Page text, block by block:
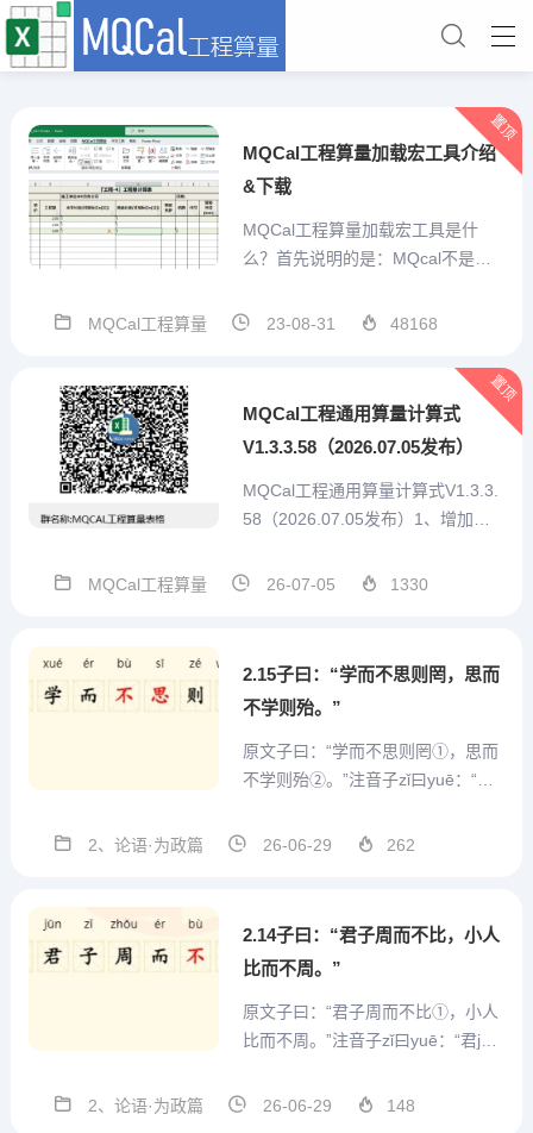
MQCal工程算量加载宏工具介绍
&下载
MQCal工程算量加载宏工具是什
么？首先说明的是：MQcal不是一
值工具。他是我本人结合手工算量
算量表格自己设计、重复项目便捷
输入、特殊标记、汇总统计、打印
或打印为pdf、造价预估...
MQCal工程算量 23-08-31 48168
置顶
MQCal工程通用算量计算式
V1.3.3.58（2026.07.05发布）
MQCal工程通用算量计算式V1.3.3.
58（2026.07.05发布）1、增加技
通用算量计算式V1.3.3.56 2026.07.
板设置...
MQCal工程算量 26-07-05 1330
置顶
2.15子曰：“学而不思则罔，思而
不学则殆。”
原文子曰：“学而不思则罔①，思而
不学则殆②。”注音子zǐ曰yuē：“学x
而ér不bù学xué则zé殆dài。”注释①
会迷惘无所得；思考而...
2、论语·为政篇 26-06-29 262
2.14子曰：“君子周而不比，小人
比而不周。”
原文子曰：“君子周而不比①，小人
比而不周。”注音子zǐ曰yuē：“君jūn
rén比bǐ而ér不bù周zhōu。”注释①
2、论语·为政篇 26-06-29 148